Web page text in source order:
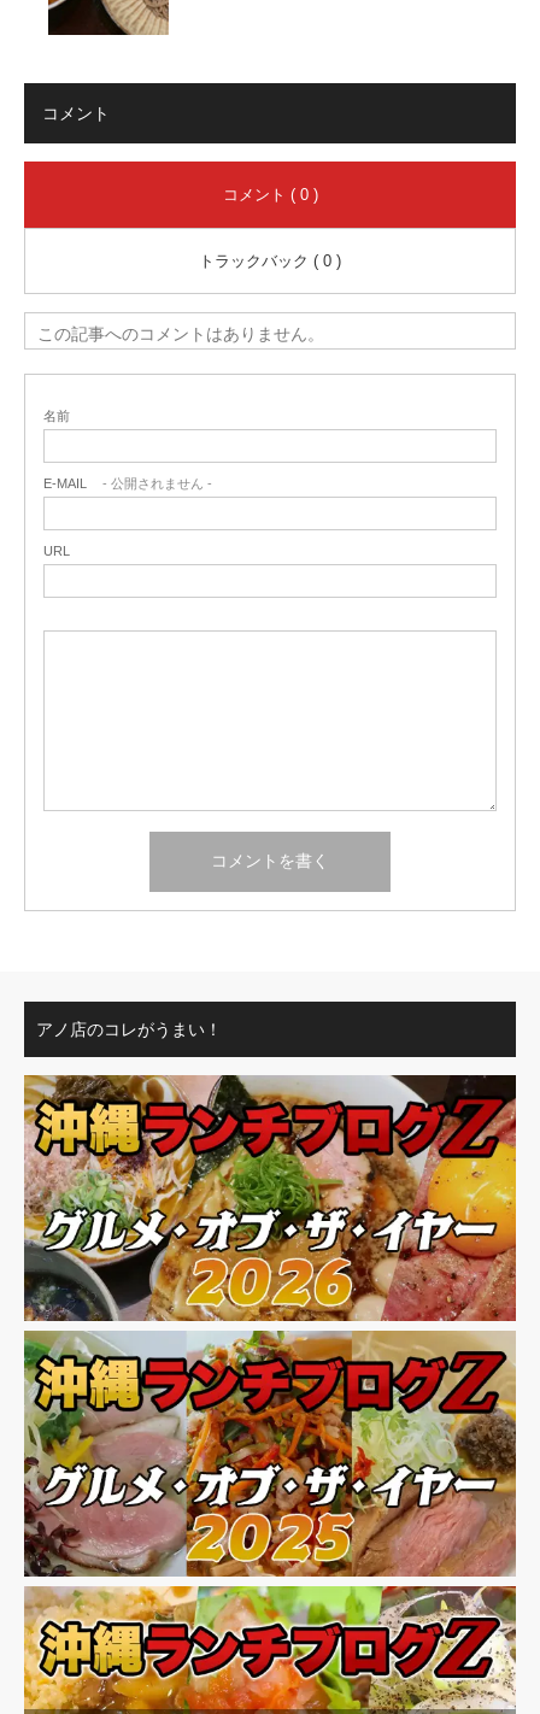
コメント
コメント ( 0 )
トラックバック ( 0 )
この記事へのコメントはありません。
名前
E-MAIL - 公開されません -
URL
アノ店のコレがうまい！